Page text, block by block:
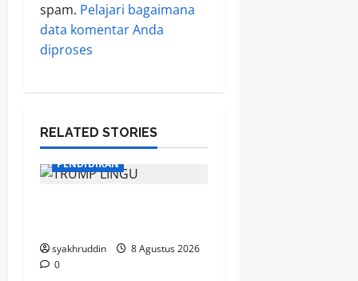
spam. Pelajari bagaimana
data komentar Anda
diproses
RELATED STORIES
PENDIDIKAN
syakhruddin
8 Agustus 2026
0